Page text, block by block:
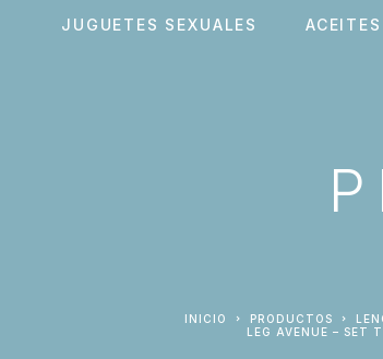
JUGUETES SEXUALES
INICIO PRODUCTOS
LEG AVENUE –